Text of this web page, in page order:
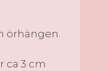
örhängen.
ca 3 cm